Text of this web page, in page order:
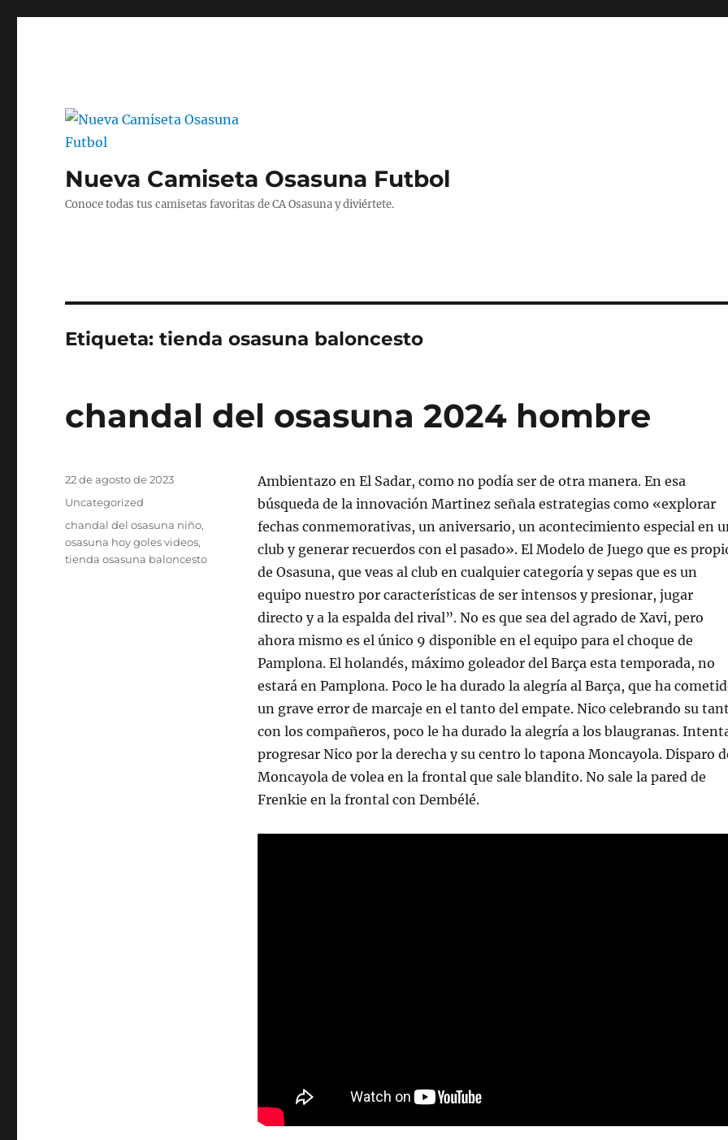
Nueva Camiseta Osasuna Futbol
Conoce todas tus camisetas favoritas de CA Osasuna y diviértete.
Etiqueta:tienda osasuna baloncesto
chandal del osasuna 2024 hombre
Ambientazo en El Sadar, como no podía ser de otra manera. En esa
búsqueda de la innovación Martinez señala estrategias como «explorar
fechas conmemorativas, un aniversario, un acontecimiento especial en
club y generar recuerdos con el pasado». El Modelo de Juego que es
de Osasuna, que veas al club en cualquier categoría y sepas que es un
equipo nuestro por características de ser intensos y presionar, jugar
directo y a la espalda del rival”. No es que sea del agrado de Xavi, pero
ahora mismo es el único 9 disponible en el equipo para el choque de
Pamplona. El holandés, máximo goleador del Barça esta temporada, no
estará en Pamplona. Poco le ha durado la alegría al Barça, que ha
un grave error de marcaje en el tanto del empate. Nico celebrando su
con los compañeros, poco le ha durado la alegría a los blaugranas.
progresar Nico por la derecha y su centro lo tapona Moncayola. Disparo
Moncayola de volea en la frontal que sale blandito. No sale la pared de
Frenkie en la frontal con Dembélé.
Publicado
22 de agosto de 2023
Categorías
Uncategorized
Etiquetas
chandal del osasuna niño,
osasuna hoy goles videos,
tienda osasuna baloncesto